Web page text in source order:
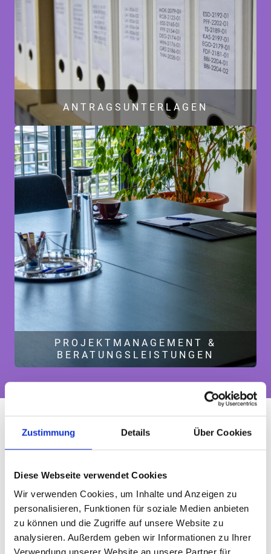
Zustimmung Details Über Cookies
Diese Webseite verwendet Cookies
Wir verwenden Cookies, um Inhalte und Anzeigen zu
personalisieren, Funktionen für soziale Medien anbieten
zu können und die Zugriffe auf unsere Website zu
analysieren. Außerdem geben wir Informationen zu Ihrer
ANTRAGSUNTERLAGEN
PROJEKTMANAGEMENT &
BERATUNGSLEISTUNGEN